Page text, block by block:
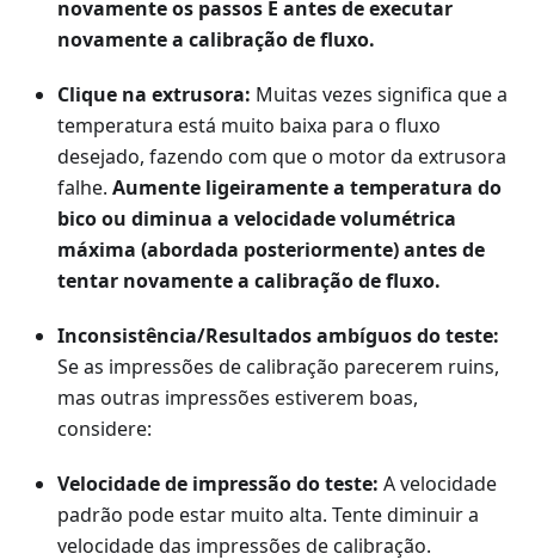
novamente os passos E antes de executar
novamente a calibração de fluxo.
Clique na extrusora: Muitas vezes significa que a
temperatura está muito baixa para o fluxo
desejado, fazendo com que o motor da extrusora
falhe. Aumente ligeiramente a temperatura do
bico ou diminua a velocidade volumétrica
máxima (abordada posteriormente) antes de
tentar novamente a calibração de fluxo.
Inconsistência/Resultados ambíguos do teste:
Se as impressões de calibração parecerem ruins,
mas outras impressões estiverem boas,
considere:
Velocidade de impressão do teste: A velocidade
padrão pode estar muito alta. Tente diminuir a
velocidade das impressões de calibração.